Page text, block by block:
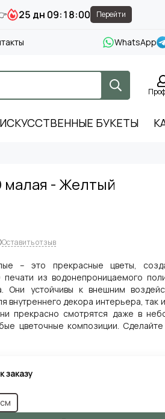
25 дн 09:17:58 Перейти
WhatsApp
ИСКУССТВЕННЫЕ БУКЕТЫ
малая - Желтый
Оставить отзыв
– это прекрасные цветы,
печати из водонепроницаемого
Они устойчивы к внешним
внутреннего декора интерьера, так
прекрасно смотрятся даже в
цветочные композиции.
заказу